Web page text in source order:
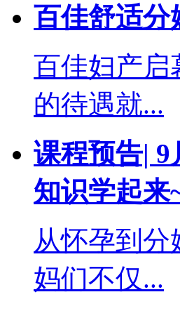
百佳舒适分
百佳妇产启
的待遇就...
课程预告|
知识学起来
从怀孕到
妈们不仅...